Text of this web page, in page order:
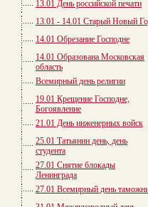
13.01 День российской печати
13.01 - 14.01 Старый Новый
14.01 Обрезание Господне
14.01 Образована Московская
область
Всемирный день религии
19.01 Крещение Господне,
Богоявление
21.01 День инженерных войск
25.01 Татьянин день, день
студента
27.01 Снятие блокады
Ленинграда
27.01 Всемирный день